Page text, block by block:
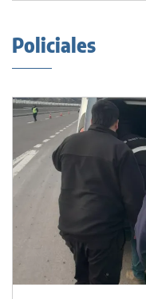
Policiales